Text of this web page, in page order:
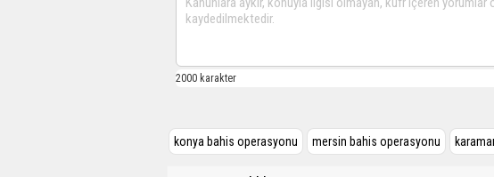
konya bahis operasyonu mersin bahis operasyonu